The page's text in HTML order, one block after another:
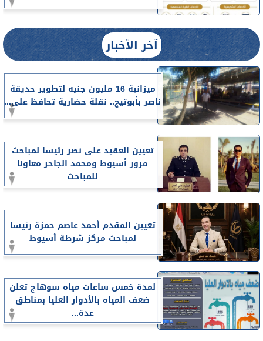
آخر الأخبار
ميزانية 16 مليون جنيه لتطوير حديقة
ناصر بأبوتيج.. نقلة حضارية تحافظ على...
تعيين العقيد على نصر رئيسا لمباحث
مرور أسيوط ومحمد الجاحر معاونا
للمباحث
تعيين المقدم أحمد عاصم حمزة رئيسا
لمباحث مركز شرطة أسيوط
لمدة خمس ساعات مياه سوهاج تعلن
ضعف المياه بالأدوار العليا بمناطق
عدة...